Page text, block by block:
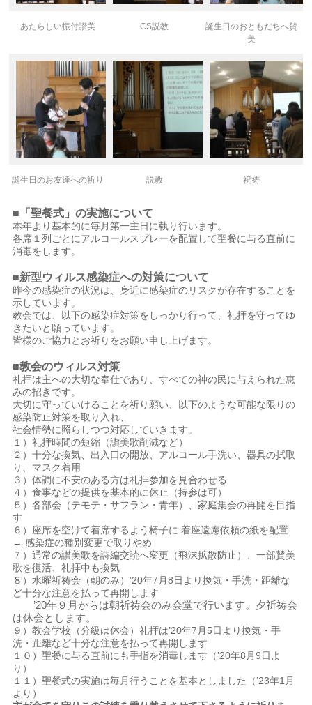
あたらしい振付讃美 CS説教
誕生日のおともだちへ賛
美
誕生日のお友達への祈り 説教 祝祷
■「聖餐式」の実施について
本年より基本的に毎月第一主日に執り行います。
各席１列ごとにアルコールスプレーを配置して聖餐に与る直前に
消毒をします。
■新型ウィルス感染症への対策について
昨今の感染症の状況は、身近に感染症のリスクが存在することを
示しています。
教会では、以下の感染症対策をしっかり行って、礼拝を守ってゆ
きたいと願っています。
皆様のご協力とお祈りをお願い申し上げます。
■教会のウィルス対策
礼拝は主への大切な奉仕であり、すべての神の民に与えられた恵
みの招きです。
大切に守っていけることを祈り願い、以下のような可能な限りの
感染防止対策を取り入れ、
社会情勢に照らしつつ対応していきます。
１）礼拝時間の短縮（讃美歌削減など）
２）十分な換気、出入口の開放、アルコール手洗い、器具の拭取
り、マスク着用
３）体調に不安のある方は礼拝参加を見合わせる
４）食事などの提供を基本的に休止（持参は可）
５）各部会（テモテ・サフラン・青年）、家庭集会の再開を目指
す
６）座席を空けて着席するよう椅子に 着座遠慮依頼の紙を配置
→ 感染症の種別変更で取りやめ
７）通常の讃美歌を詩編交読へ変更（飛沫拡散防止）、一部賛美
歌を復活、礼拝中も換気
８）水曜祈祷会（朝のみ）’20年7月8日より換気・手洗・距離な
ど十分な注意を払って再開します
’20年９月からは朝祈祷会のみ会堂で行います。夕祈祷会
は休会とします。
９）教会学校（分級は休会）礼拝は’20年7月5日より換気・手
洗・距離など十分な注意を払って再開します
１０）聖餐に与る直前にも手指を消毒します（’20年8月9日よ
り）
１１）聖餐式の実施は毎月行うことを基本としました（’23年1月
より）